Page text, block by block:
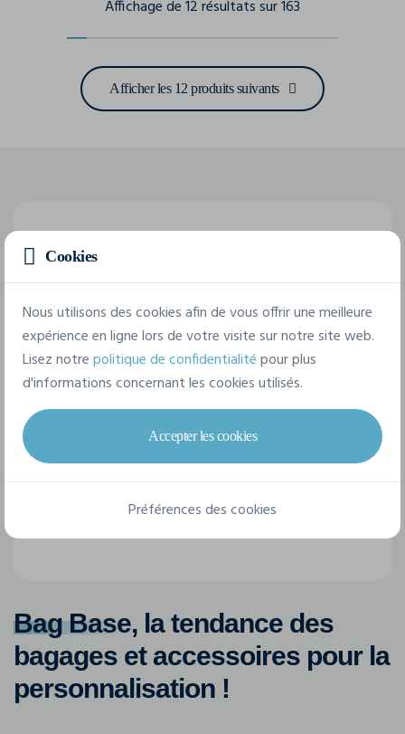
Affichage de 12 résultats sur 163
Afficher les 12 produits suivants
Bag Base, la tendance des
bagages et accessoires pour la
personnalisation !
Cookies
Nous utilisons des cookies afin de vous offrir une meilleure
expérience en ligne lors de votre visite sur notre site web.
Lisez notrepolitique de confidentialitépour plus
d'informations concernant les cookies utilisés.
Accepter les cookies
Préférences des cookies